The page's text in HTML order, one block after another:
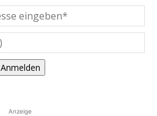
Anmelden
Anzeige